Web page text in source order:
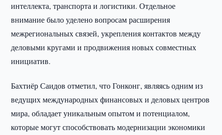
интеллекта, транспорта и логистики. Отдельное
внимание было уделено вопросам расширения
межрегиональных связей, укрепления контактов между
деловыми кругами и продвижения новых совместных
инициатив.
Бахтиёр Саидов отметил, что Гонконг, являясь одним из
ведущих международных финансовых и деловых центров
мира, обладает уникальным опытом и потенциалом,
которые могут способствовать модернизации экономики